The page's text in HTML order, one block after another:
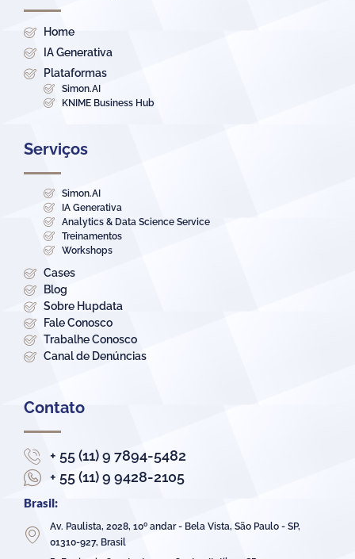
Home
IA Generativa
Plataformas
Simon.AI
KNIME Business Hub
Serviços
Simon.AI
IA Generativa
Analytics & Data Science Service
Treinamentos
Workshops
Cases
Blog
Sobre Hupdata
Fale Conosco
Trabalhe Conosco
Canal de Denúncias
Contato
+ 55 (11) 9 7894-5482
+ 55 (11) 9 9428-2105
Brasil:
Av. Paulista, 2028, 10º andar - Bela Vista, São Paulo - SP,
01310-927, Brasil